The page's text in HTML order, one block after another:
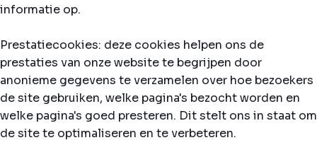
informatie op.
Prestatiecookies: deze cookies helpen ons de
prestaties van onze website te begrijpen door
anonieme gegevens te verzamelen over hoe bezoekers
de site gebruiken, welke pagina's bezocht worden en
welke pagina's goed presteren. Dit stelt ons in staat om
de site te optimaliseren en te verbeteren.